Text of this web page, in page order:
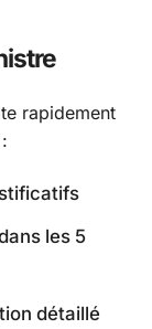
rapidement
les 5
détaillé